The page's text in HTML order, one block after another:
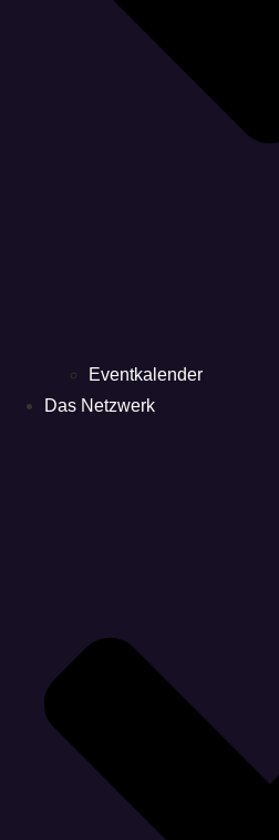
Eventkalender
Das Netzwerk